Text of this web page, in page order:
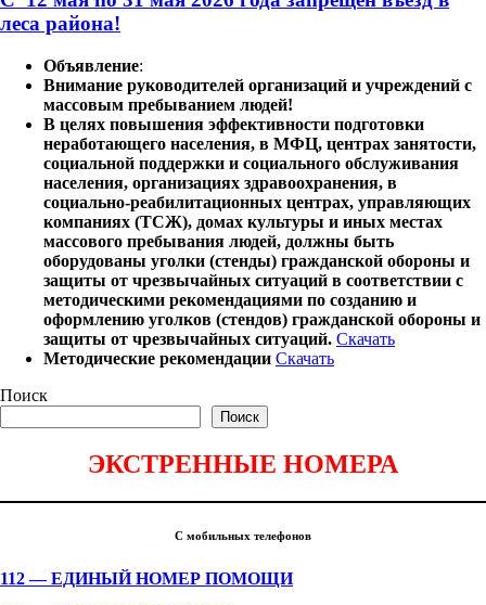
леса района!
Объявление:
Внимание руководителей организаций и учреждений с
массовым пребыванием людей!
В целях повышения эффективности подготовки
неработающего населения, в МФЦ, центрах занятости,
социальной поддержки и социального обслуживания
населения, организациях здравоохранения, в
социально-реабилитационных центрах, управляющих
компаниях (ТСЖ), домах культуры и иных местах
массового пребывания людей, должны быть
оборудованы уголки (стенды) гражданской обороны и
защиты от чрезвычайных ситуаций в соответствии с
методическими рекомендациями по созданию и
оформлению уголков (стендов) гражданской обороны и
защиты от чрезвычайных ситуаций. Скачать
Методические рекомендации Скачать
Поиск
Поиск
ЭКСТРЕННЫЕ НОМЕРА
С мобильных телефонов
112 — ЕДИНЫЙ НОМЕР ПОМОЩИ